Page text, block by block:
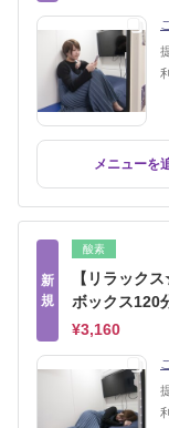
メニューを
新
規
酸素
【リラック
ボックス
¥3,160